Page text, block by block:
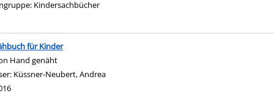
Kindersachbücher
für Kinder
Hand genäht
Küssner-Neubert, Andrea